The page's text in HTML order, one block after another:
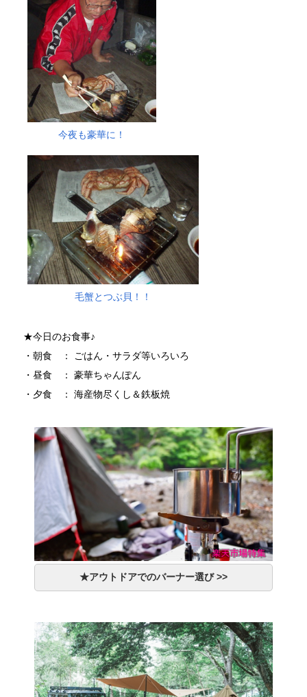
今夜も豪華に！
毛蟹とつぶ貝！！
★今日のお食事♪
・朝食 ： ごはん・サラダ等いろいろ
・昼食 ： 豪華ちゃんぽん
・夕食 ： 海産物尽くし＆鉄板焼
★アウトドアでのバーナー選び >>